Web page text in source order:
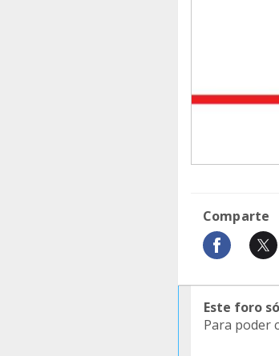
Comparte
Este foro
Para poder